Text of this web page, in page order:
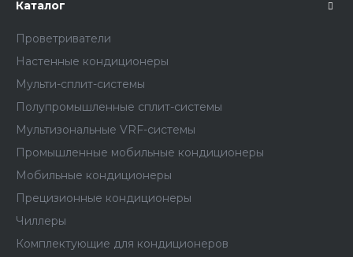
Каталог
Проветриватели
Настенные кондиционеры
Мульти-сплит-системы
Полупромышленные сплит-системы
Мультизональные VRF-системы
Промышленные мобильные кондиционеры
Мобильные кондиционеры
Прецизионные кондиционеры
Чиллеры
Комплектующие для кондиционеров